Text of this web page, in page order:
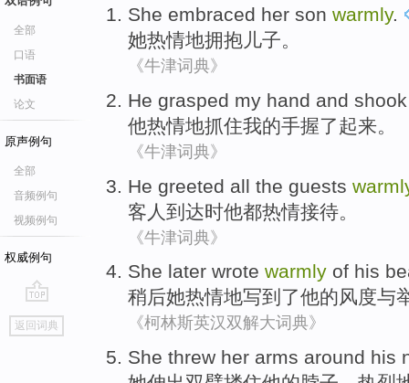
全部
口语
书面语
论文
原声例句
全部
音频例句
视频例句
权威例句
go
top
返回词典
She embraced her son warmly.
她热情地拥抱 儿子。
《牛津词典》
He grasped my hand and shook
他热情地抓住我的手握了起来。
《牛津词典》
He greeted all the guests
客人 到达时他都热情接待。
《牛津词典》
She later wrote warmly of his
稍后她热情地写到了他的风度与
《柯林斯英汉双解大词典》
She threw her arms around his